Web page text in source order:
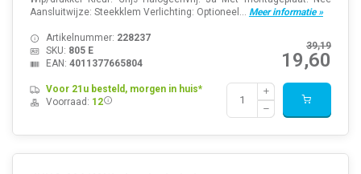
Aansluitwijze: Steekklem Verlichting: Optioneel... Meer informatie »
39,19
19,60
Artikelnummer: 228237
SKU: 805 E
EAN: 4011377665804
Voor 21u besteld, morgen in huis*
Voorraad: 12